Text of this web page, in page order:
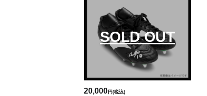
SOLD OUT
20,000円(税込)